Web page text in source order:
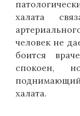
халата
человек не
боится
спокоен,
халата.